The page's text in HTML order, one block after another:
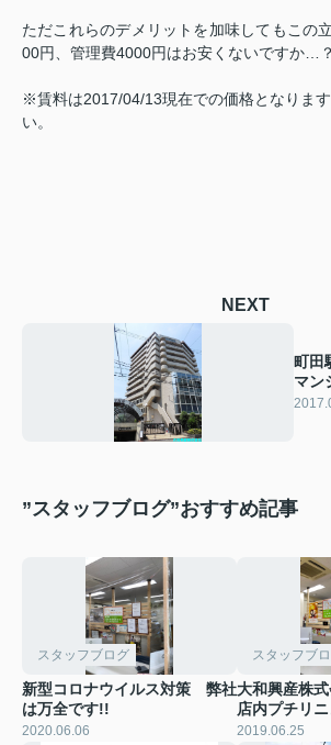
ただこれらのデメリットを加味してもこの
00円、管理費4000円はお安くないですか…？
※賃料は2017/04/13現在での価格となりま
い。
NEXT
町田
マン
す！
”スタッフブログ”おすすめ記事
スタッフブログ
新型コロナウイルス対策 弊社
は万全です!!
2020.06.06
スタッフブ
大和興産株
店内プチリ
2019.06.25